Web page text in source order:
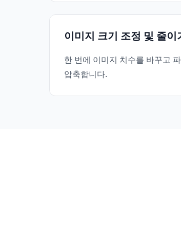
이미지 크기 조정 및 줄이
한 번에 이미지 치수를 바꾸고
압축합니다.